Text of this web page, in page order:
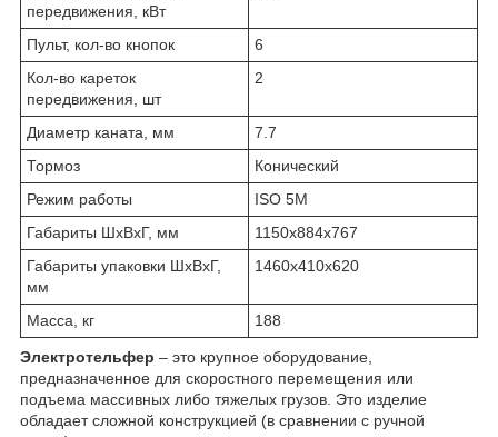
передвижения, кВт
Пульт, кол-во кнопок
6
Кол-во кареток
передвижения, шт
2
Диаметр каната, мм
7.7
Тормоз
Конический
Режим работы
ISO 5M
Габариты ШхВхГ, мм
1150х884х767
Габариты упаковки ШхВхГ,
мм
1460х410х620
Масса, кг 188
Электротельфер – это крупное оборудование,
предназначенное для скоростного перемещения или
подъема массивных либо тяжелых грузов. Это изделие
обладает сложной конструкцией (в сравнении с ручной